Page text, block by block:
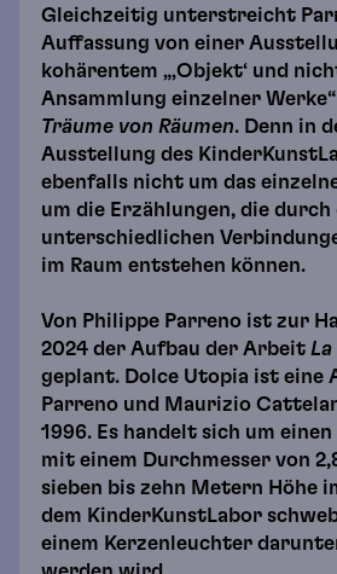
Gleichzeitig unterstreicht
Auffassung von einer
kohärentem „‚Objekt‘ und
Ansammlung einzelner
Träume von Räumen. Denn in
Ausstellung des
ebenfalls nicht um das
um die Erzählungen, die durch
unterschiedlichen
im Raum entstehen können.
Von Philippe Parreno ist zur
2024 der Aufbau der Arbeit
geplant. Dolce Utopia ist eine
Parreno und Maurizio
1996. Es handelt sich um
mit einem Durchmesser von
sieben bis zehn Metern Höhe
dem KinderKunstLabor
einem Kerzenleuchter